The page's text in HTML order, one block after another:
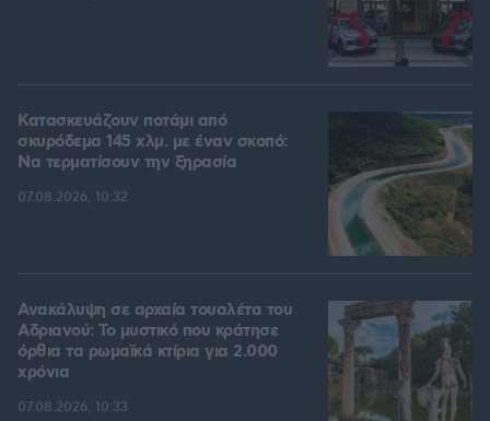
Κατασκευάζουν ποτάμι από
σκυρόδεμα 145 χλμ. με έναν σκοπό:
Να τερματίσουν την ξηρασία
07.08.2026, 10:32
Ανακάλυψη σε αρχαία τουαλέτα του
Αδριανού: Το μυστικό που κράτησε
όρθια τα ρωμαϊκά κτίρια για 2.000
χρόνια
07.08.2026, 10:33